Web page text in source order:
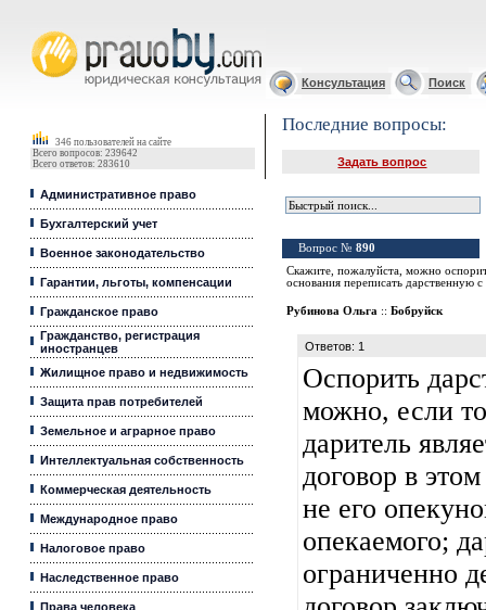
Консультация Поиск
346 пользователей на сайте
Всего вопросов: 239642
Всего ответов: 283610
Административное право
Бухгалтерский учет
Военное законодательство
Гарантии, льготы, компенсации
Гражданское право
Гражданство, регистрация
иностранцев
Жилищное право и недвижимость
Защита прав потребителей
Земельное и аграрное право
Интеллектуальная собственность
Коммерческая деятельность
Международное право
Налоговое право
Наследственное право
Права человека
Последние вопросы:
Задать вопрос
Вопрос № 890
Скажите, пожалуйста, можно
основания переписать дарственную
Рубинова Ольга :: Бобруйск
Ответов: 1
Оспорить
можно, если
даритель
договор в
не его
опекаемого;
ограниченно